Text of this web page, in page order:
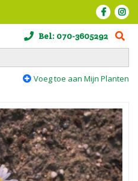
Bel: 070-3605292
Voeg toe aan Mijn Planten